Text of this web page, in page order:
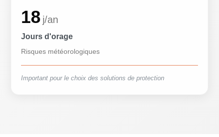
18 j/an
Jours d'orage
Risques météorologiques
Important pour le choix des solutions de protection